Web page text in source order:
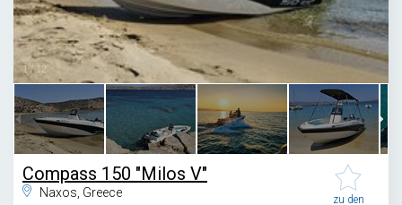
1 / 12
Compass 150 "Milos V"
Naxos, Greece
zu den